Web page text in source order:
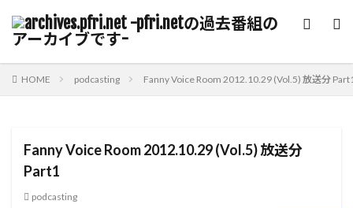
HOME podcasting Fanny Voice Room 2012.10.29 (Vol.5) 放送分
Fanny Voice Room 2012.10.29 (Vol.5) 放送分
Part1
podcasting